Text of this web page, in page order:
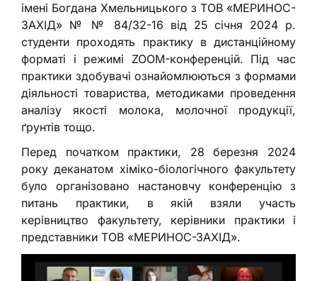
імені Богдана Хмельницького з ТОВ «МЕРИНОС-
ЗАХІД» № № 84/32-16 від 25 січня 2024 р.
студенти проходять практику в дистанційному
форматі і режимі ZOOM-конференцій. Під час
практики здобувачі ознайомлюються з формами
діяльності товариства, методиками проведення
аналізу якості молока, молочної продукції,
ґрунтів тощо.
Перед початком практики, 28 березня 2024
року деканатом хіміко-біологічного факультету
було організовано настановчу конференцію з
питань практики, в якій взяли участь
керівництво факультету, керівники практики і
представники ТОВ «МЕРИНОС-ЗАХІД».